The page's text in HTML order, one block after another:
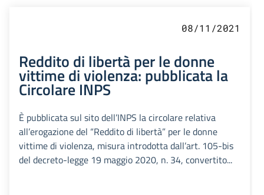
08/11/2021
Reddito di libertà per le donne
vittime di violenza: pubblicata la
Circolare INPS
È pubblicata sul sito dell’INPS la circolare relativa
all’erogazione del “Reddito di libertà” per le donne
vittime di violenza, misura introdotta dall’art. 105-bis
del decreto-legge 19 maggio 2020, n. 34, convertito...